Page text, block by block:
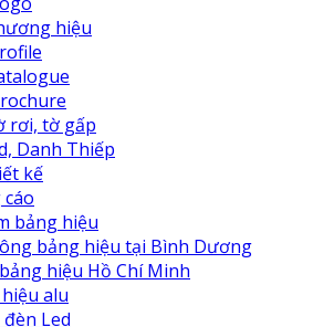
hiệu
rơi, tờ gấp
Danh Thiếp
kế
bảng hiệu
bảng hiệu tại Bình Dương
hiệu Hồ Chí Minh
alu
Led